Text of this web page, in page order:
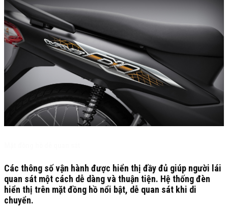
Các thông số vận hành được hiển thị đầy đủ giúp người lái
quan sát một cách dễ dàng và thuận tiện. Hệ thống đèn
hiển thị trên mặt đồng hồ nổi bật, dễ quan sát khi di
chuyển.